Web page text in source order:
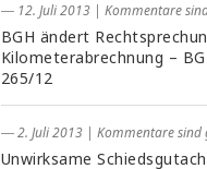
― 12. Juli 2013 | Kommentare
BGH ändert
Kilometerabrechnung –
265/12
― 2. Juli 2013 | Kommentare sind
Unwirksame